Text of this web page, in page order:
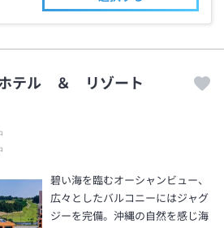
テル ＆ リゾート
碧い海を臨むオーシャンビュー、
広々としたバルコニーにはジャグ
ジーを完備。沖縄の自然を感じ海